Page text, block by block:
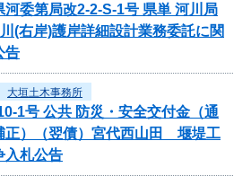
河委第局改2-2-S-1号 県単 河川局
(右岸)護岸詳細設計業務委託に関
告
大垣土木事務所
1号 公共 防災・安全交付金（通
正）（翌債）宮代西山田 堰堤工
入札公告